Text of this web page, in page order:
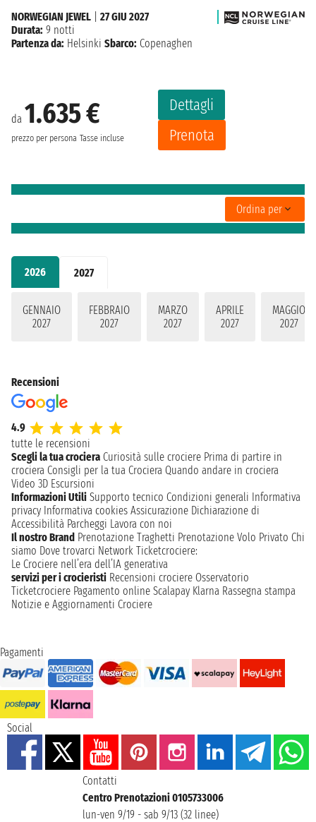
2026 2027
GENNAIO
2027
FEBBRAIO
2027
MARZO
2027
APRILE
2027
MAGGIO
2027
da 1.635 €
prezzo per persona Tasse incluse
Dettagli
Prenota
NORWEGIAN JEWEL
27 GIU 2027
Durata: 9 notti
Partenza da: Helsinki Sbarco: Copenaghen
Ordina per
Recensioni
4.9
tutte le recensioni
Scegli la tua crociera Curiosità sulle crociere Prima di partire in
crociera Consigli per la tua Crociera Quando andare in crociera
Video 3D Escursioni
Informazioni Utili Supporto tecnico Condizioni generali Informativa
privacy Informativa cookies Assicurazione Dichiarazione di
Accessibilità Parcheggi Lavora con noi
Il nostro Brand Prenotazione Traghetti Prenotazione Volo Privato Chi
siamo Dove trovarci Network Ticketcrociere:
Le Crociere nell’era dell’IA generativa
servizi per i crocieristi Recensioni crociere Osservatorio
Ticketcrociere Pagamento online Scalapay Klarna Rassegna stampa
Notizie e Aggiornamenti Crociere
Pagamenti
Social
Contatti
Centro Prenotazioni 0105733006
lun-ven 9/19 - sab 9/13 (32 linee)